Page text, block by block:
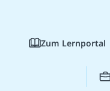
Zum Lernportal